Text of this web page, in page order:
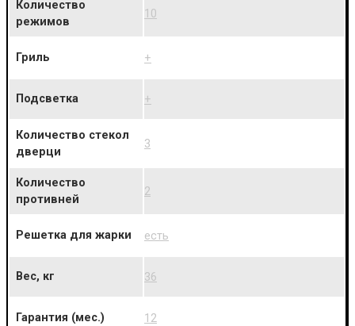
Количество
режимов
10
Гриль +
Подсветка +
Количество стекол
дверци
3
Количество
противней
2
Решетка для жарки есть
Вес, кг 36
Гарантия (мес.) 12